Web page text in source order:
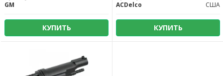
GM
КУПИТЬ
ACDelco
США
КУПИТЬ